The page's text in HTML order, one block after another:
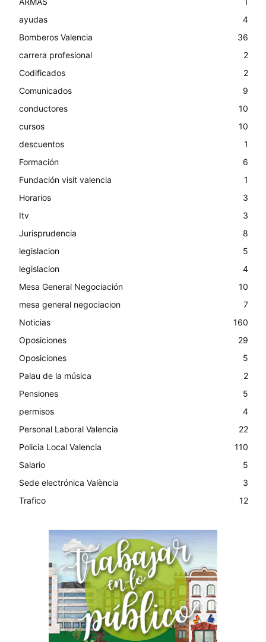
ayudas
4
Bomberos Valencia
36
carrera profesional
2
Codificados
2
Comunicados
9
conductores
10
cursos
10
descuentos
1
Formación
6
Fundación visit valencia
1
Horarios
3
Itv
3
Jurisprudencia
8
legislacion
5
legislacion
4
Mesa General Negociación
10
mesa general negociacion
7
Noticias
160
Oposiciones
29
Oposiciones
5
Palau de la música
2
Pensiones
5
permisos
4
Personal Laboral Valencia
22
Policia Local Valencia
110
Salario
5
Sede electrónica València
3
Trafico
12